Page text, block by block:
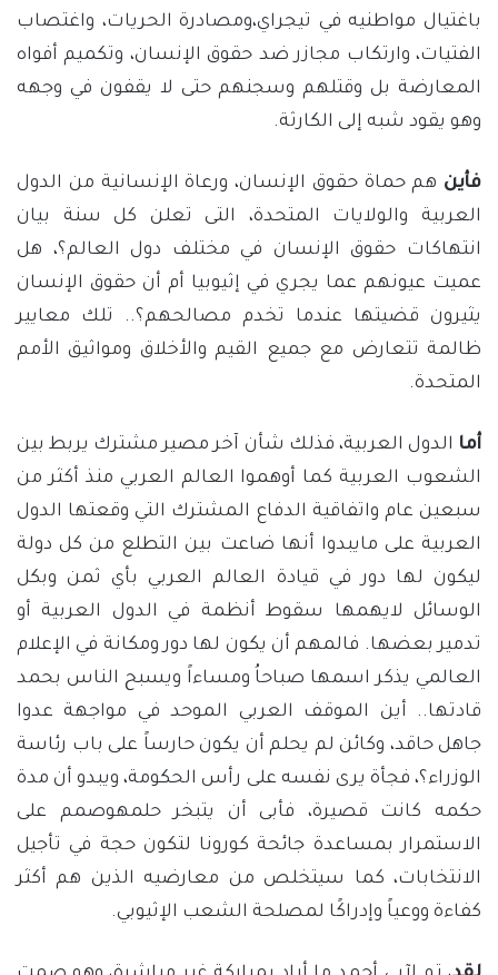
باغتيال مواطنيه في تيجراي،ومصادرة الحريات، واغتصاب
الفتيات، وارتكاب مجازر ضد حقوق الإنسان، وتكميم أفواه
المعارضة بل وقتلهم وسجنهم حتى لا يقفون في وجهه
وهو يقود شبه إلى الكارثة.
فأين هم حماة حقوق الإنسان، ورعاة الإنسانية من الدول
العربية والولايات المتحدة، التى تعلن كل سنة بيان
انتهاكات حقوق الإنسان في مختلف دول العالم؟، هل
عميت عيونهم عما يجري في إثيوبيا أم أن حقوق الإنسان
يثيرون قضيتها عندما تخدم مصالحهم؟.. تلك معايير
ظالمة تتعارض مع جميع القيم والأخلاق ومواثيق الأمم
المتحدة.
أما الدول العربية، فذلك شأن آخر مصير مشترك يربط بين
الشعوب العربية كما أوهموا العالم العربي منذ أكثر من
سبعين عام واتفاقية الدفاع المشترك التي وقعتها الدول
العربية على مايبدوا أنها ضاعت بين التطلع من كل دولة
ليكون لها دور في قيادة العالم العربي بأي ثمن وبكل
الوسائل لايهمها سقوط أنظمة في الدول العربية أو
تدمير بعضها. فالمهم أن يكون لها دور ومكانة في الإعلام
العالمي يذكر اسمها صباحاُ ومساءاً ويسبح الناس بحمد
قادتها.. أين الموقف العربي الموحد في مواجهة عدوا
جاهل حاقد، وكائن لم يحلم أن يكون حارساً على باب رئاسة
الوزراء؟، فجأة يرى نفسه على رأس الحكومة، ويبدو أن مدة
حكمه كانت قصيرة، فأبى أن يتبخر حلمهوصمم على
الاستمرار بمساعدة جائحة كورونا لتكون حجة في تأجيل
الانتخابات، كما سيتخلص من معارضيه الذين هم أكثر
كفاءة ووعياً وإدراكًا لمصلحة الشعب الإثيوبي.